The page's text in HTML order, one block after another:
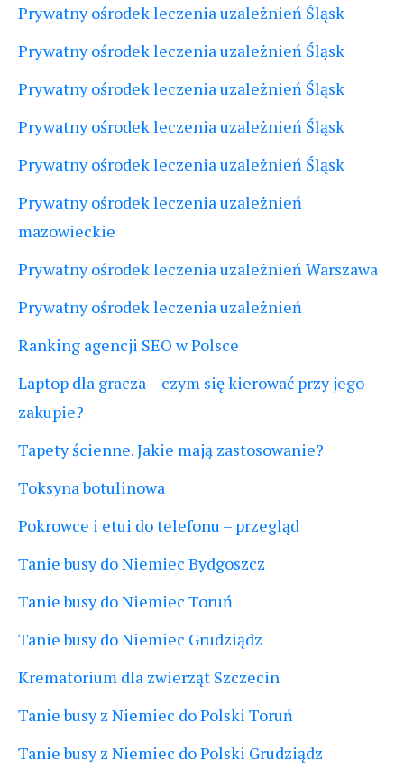
Prywatny ośrodek leczenia uzależnień Śląsk
Prywatny ośrodek leczenia uzależnień Śląsk
Prywatny ośrodek leczenia uzależnień Śląsk
Prywatny ośrodek leczenia uzależnień Śląsk
Prywatny ośrodek leczenia uzależnień Śląsk
Prywatny ośrodek leczenia uzależnień
mazowieckie
Prywatny ośrodek leczenia uzależnień Warszawa
Prywatny ośrodek leczenia uzależnień
Ranking agencji SEO w Polsce
Laptop dla gracza – czym się kierować przy jego
zakupie?
Tapety ścienne. Jakie mają zastosowanie?
Toksyna botulinowa
Pokrowce i etui do telefonu – przegląd
Tanie busy do Niemiec Bydgoszcz
Tanie busy do Niemiec Toruń
Tanie busy do Niemiec Grudziądz
Krematorium dla zwierząt Szczecin
Tanie busy z Niemiec do Polski Toruń
Tanie busy z Niemiec do Polski Grudziądz